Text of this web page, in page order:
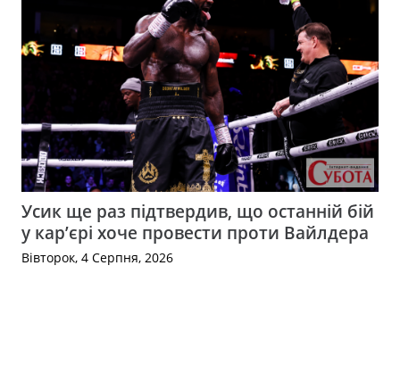
Усик ще раз підтвердив, що останній бій
у кар’єрі хоче провести проти Вайлдера
Вівторок, 4 Серпня, 2026